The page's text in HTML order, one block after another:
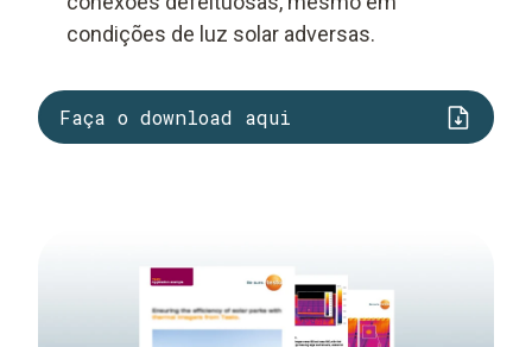
condições de luz solar adversas.
Faça o download aqui